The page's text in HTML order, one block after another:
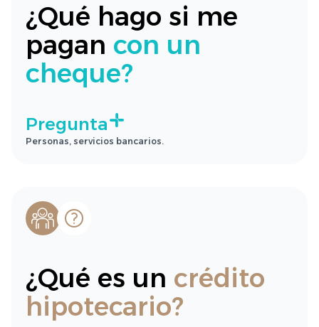
¿Qué hago si me
pagan con un
cheque?
Pregunta
Personas, servicios bancarios.
¿Qué es un crédito
hipotecario?